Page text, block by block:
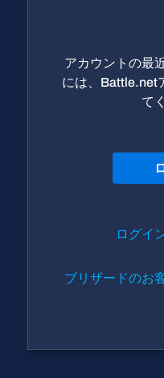
アカウントの最
には、Battle.net
て
ログイ
ブリザードのお